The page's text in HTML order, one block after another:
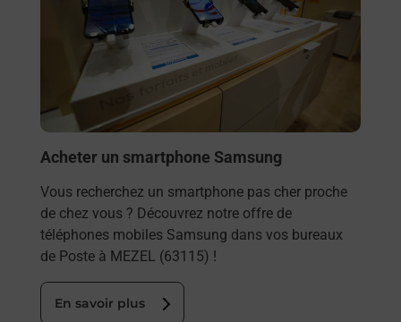
Acheter un smartphone Samsung
Vous recherchez un smartphone pas cher proche
de chez vous ? Découvrez notre offre de
téléphones mobiles Samsung dans vos bureaux
de Poste à MEZEL (63115) !
En savoir plus